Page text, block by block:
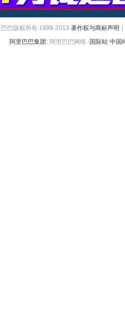
巴巴版权所有 1999-2013 著作权与商标声明
阿里巴巴集团 : 阿里巴巴网络 -国际站 中国